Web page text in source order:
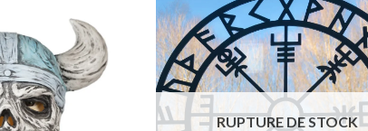
RUPTURE DE STOCK